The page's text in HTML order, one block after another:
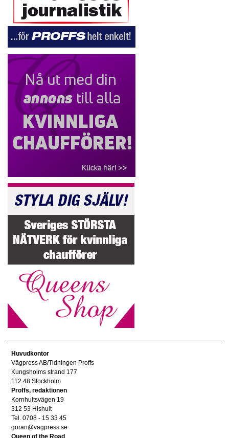
Huvudkontor
Vägpress AB/Tidningen Proffs
Kungsholms strand 177
112 48 Stockholm
Proffs, redaktionen
Kornhultsvägen 19
312 53 Hishult
Tel. 0708 - 15 33 45
goran@vagpress.se
Queen of the Road